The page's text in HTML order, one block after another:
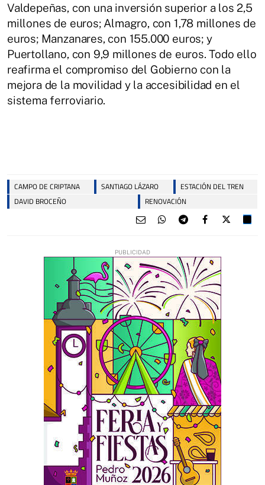
Valdepeñas, con una inversión superior a los 2,5
millones de euros; Almagro, con 1,78 millones de
euros; Manzanares, con 155.000 euros; y
Puertollano, con 9,9 millones de euros. Todo ello
reafirma el compromiso del Gobierno con la
mejora de la movilidad y la accesibilidad en el
sistema ferroviario.
CAMPO DE CRIPTANA SANTIAGO LÁZARO
ESTACIÓN DEL TREN
DAVID BROCEÑO
RENOVACIÓN